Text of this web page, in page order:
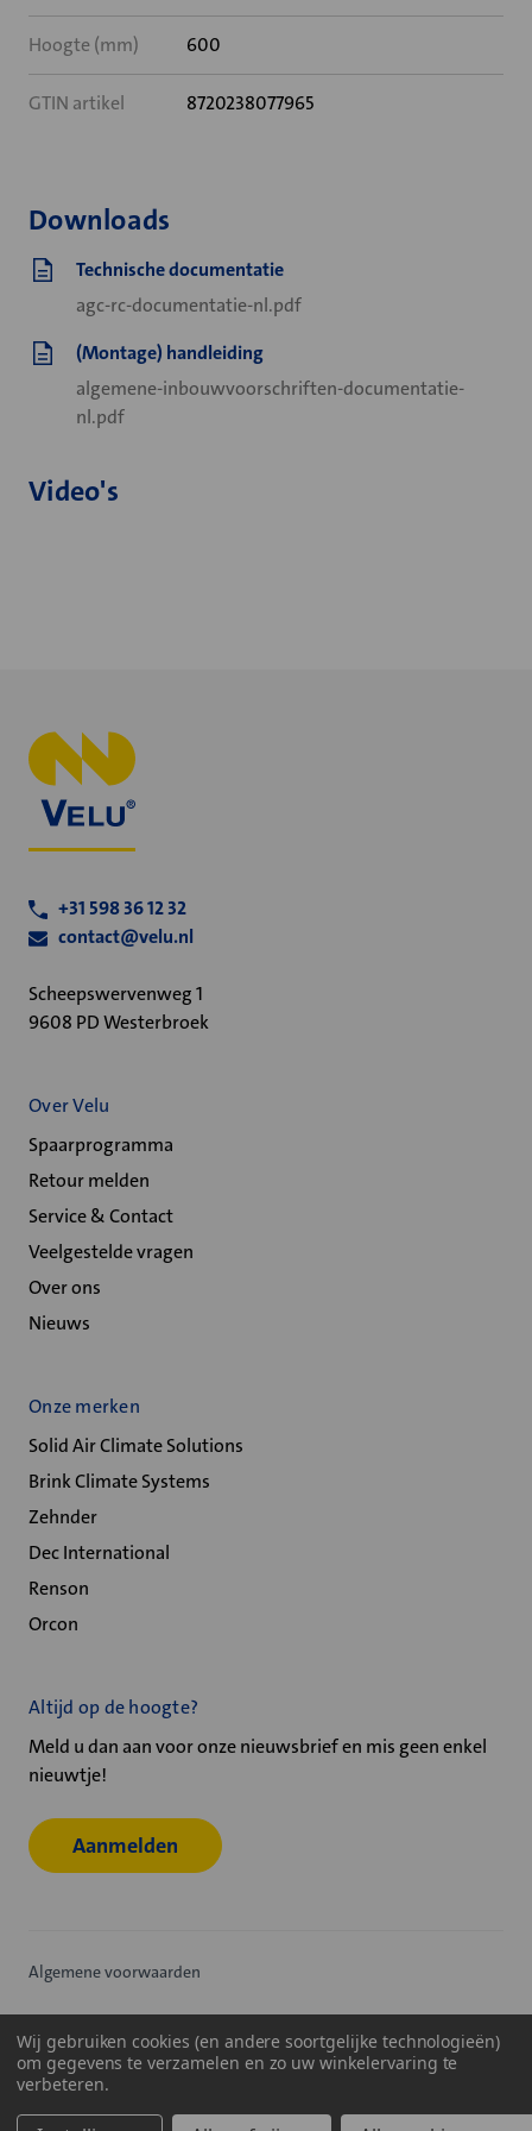
Hoogte (mm) 600
GTIN artikel 8720238077965
Downloads
Technische documentatie
agc-rc-documentatie-nl.pdf
(Montage) handleiding
algemene-inbouwvoorschriften-documentatie-
nl.pdf
Video's
+31 598 36 12 32
contact@velu.nl
Scheepswervenweg 1
9608 PD Westerbroek
Over Velu
Spaarprogramma
Retour melden
Service & Contact
Veelgestelde vragen
Over ons
Nieuws
Onze merken
Solid Air Climate Solutions
Brink Climate Systems
Zehnder
Dec International
Renson
Orcon
Altijd op de hoogte?
Meld u dan aan voor onze nieuwsbrief en mis geen enkel
nieuwtje!
Aanmelden
Algemene voorwaarden
Cookiebeleid
Wij gebruiken cookies (en andere soortgelijke technologieën)
om gegevens te verzamelen en zo uw winkelervaring te
verbeteren.